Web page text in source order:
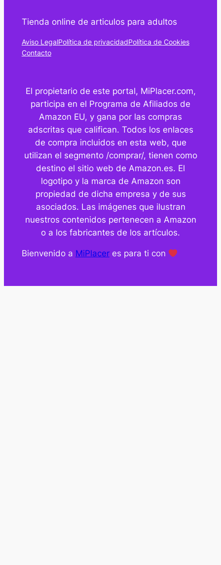
Tienda online de articulos para adultos
Aviso LegalPolítica de privacidadPolítica de Cookies
Contacto
El propietario de este portal, MiPlacer.com,
participa en el Programa de Afiliados de
Amazon EU, y gana por las compras
adscritas que califican. Todos los enlaces
de compra incluidos en esta web, que
utilizan el segmento /comprar/, tienen como
destino el sitio web de Amazon.es. El
logotipo y la marca de Amazon son
propiedad de dicha empresa y de sus
asociados. Las imágenes que ilustran
nuestros contenidos pertenecen a Amazon
o a los fabricantes de los artículos.
Bienvenido a MiPlaceres para ti con